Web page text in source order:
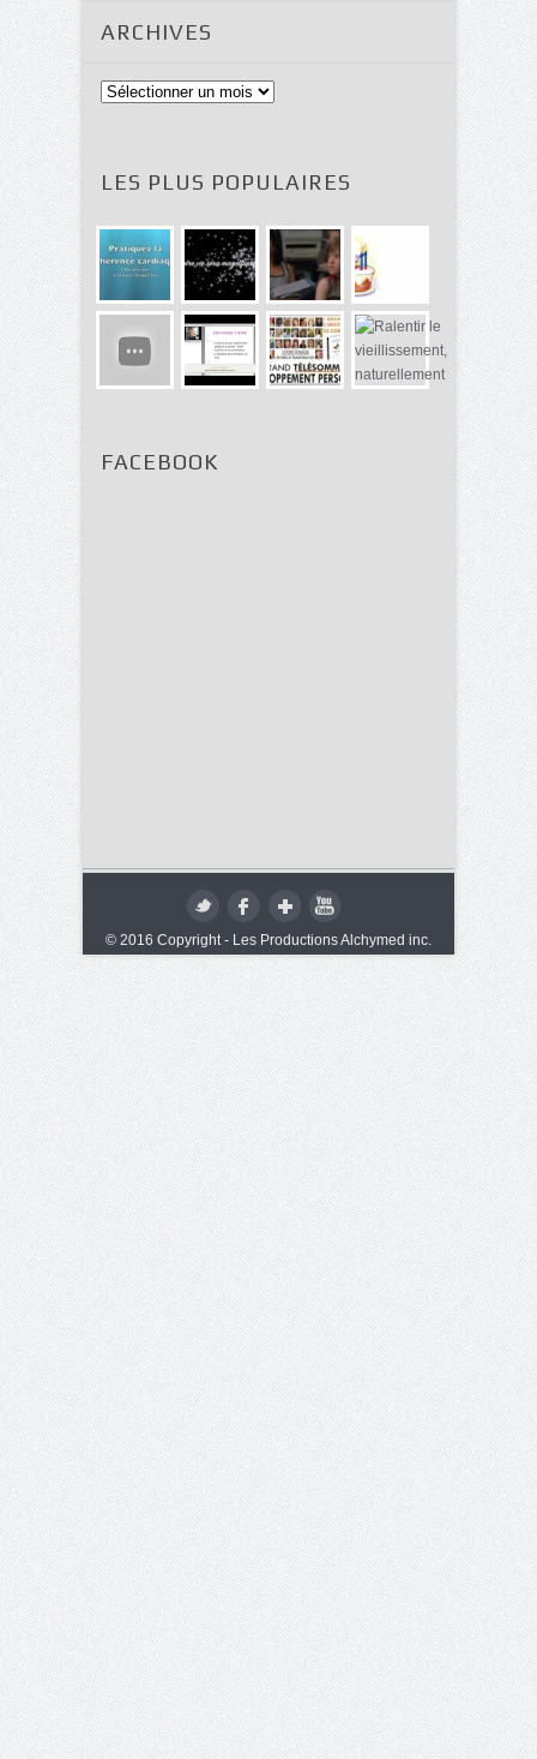
ARCHIVES
Archives
LES PLUS POPULAIRES
FACEBOOK
© 2016 Copyright - Les Productions Alchymed inc.